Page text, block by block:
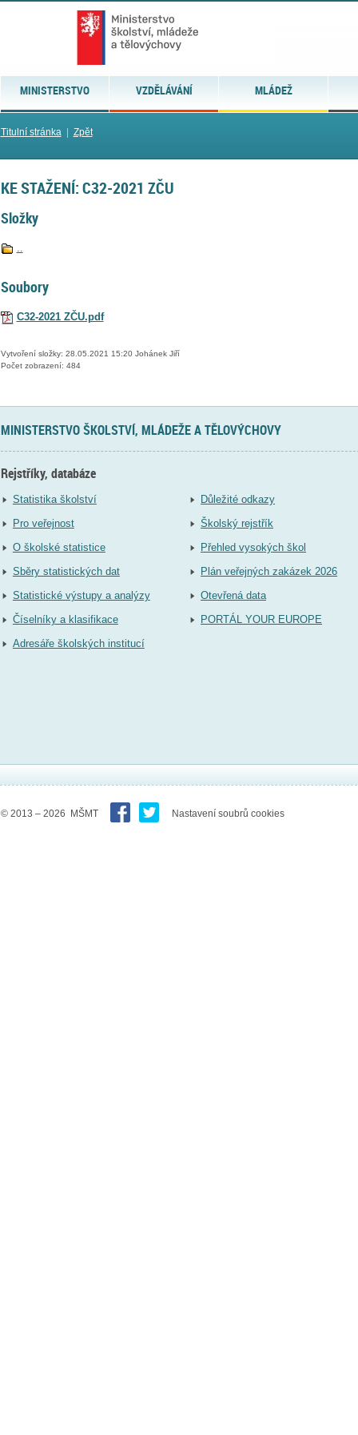
MINISTERSTVO VZDĚLÁVÁNÍ MLÁDEŽ
Titulní stránka| Zpět
KE STAŽENÍ: C32-2021 ZČU
Složky
..
Soubory
C32-2021 ZČU.pdf
Vytvoření složky: 28.05.2021 15:20 Johánek Jiří
Počet zobrazení: 484
MINISTERSTVO ŠKOLSTVÍ, MLÁDEŽE A TĚLOVÝCHOVY
Rejstříky, databáze
Statistika školství
Pro veřejnost
O školské statistice
Sběry statistických dat
Statistické výstupy a analýzy
Číselníky a klasifikace
Adresáře školských institucí
Důležité odkazy
Školský rejstřík
Přehled vysokých škol
Plán veřejných zakázek 2026
Otevřená data
PORTÁL YOUR EUROPE
© 2013 – 2026 MŠMT Nastavení soubrů cookies